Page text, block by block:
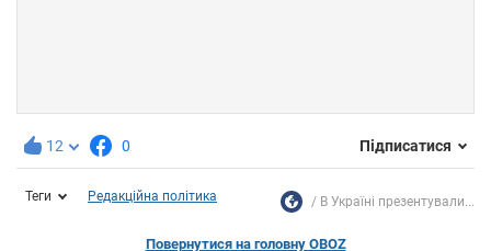
12 0 Підписатися
Теги Редакційна політика В Україні презентували...
Повернутися на головну OBOZ